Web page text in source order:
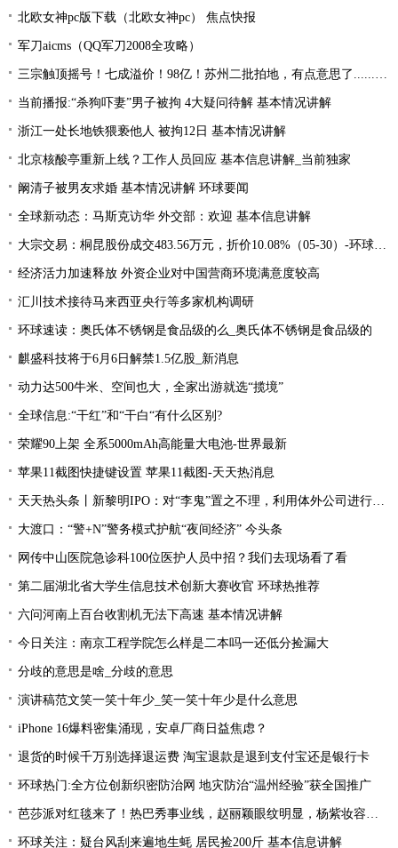
北欧女神pc版下载（北欧女神pc） 焦点快报
军刀aicms（QQ军刀2008全攻略）
三宗触顶摇号！七成溢价！98亿！苏州二批拍地，有点意思了......_全球热议
当前播报:“杀狗吓妻”男子被拘 4大疑问待解 基本情况讲解
浙江一处长地铁猥亵他人 被拘12日 基本情况讲解
北京核酸亭重新上线？工作人员回应 基本信息讲解_当前独家
阚清子被男友求婚 基本情况讲解 环球要闻
全球新动态：马斯克访华 外交部：欢迎 基本信息讲解
大宗交易：桐昆股份成交483.56万元，折价10.08%（05-30）-环球速看料
经济活力加速释放 外资企业对中国营商环境满意度较高
汇川技术接待马来西亚央行等多家机构调研
环球速读：奥氏体不锈钢是食品级的么_奥氏体不锈钢是食品级的
麒盛科技将于6月6日解禁1.5亿股_新消息
动力达500牛米、空间也大，全家出游就选“揽境”
全球信息:“干红”和“干白“有什么区别?
荣耀90上架 全系5000mAh高能量大电池-世界最新
苹果11截图快捷键设置 苹果11截图-天天热消息
天天热头条丨新黎明IPO：对“李鬼”置之不理，利用体外公司进行资金循环，忽视员工权益
大渡口：“警+N”警务模式护航“夜间经济” 今头条
网传中山医院急诊科100位医护人员中招？我们去现场看了看
第二届湖北省大学生信息技术创新大赛收官 环球热推荐
六问河南上百台收割机无法下高速 基本情况讲解
今日关注：南京工程学院怎么样是二本吗一还低分捡漏大
分歧的意思是啥_分歧的意思
演讲稿范文笑一笑十年少_笑一笑十年少是什么意思
iPhone 16爆料密集涌现，安卓厂商日益焦虑？
退货的时候千万别选择退运费 淘宝退款是退到支付宝还是银行卡
环球热门:全方位创新织密防治网 地灾防治“温州经验”获全国推广
芭莎派对红毯来了！热巴秀事业线，赵丽颖眼纹明显，杨紫妆容翻车
环球关注：疑台风刮来遍地生蚝 居民捡200斤 基本信息讲解